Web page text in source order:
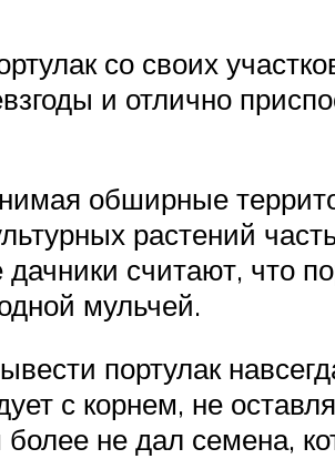
со своих
и отлично
обширные
растений
считают, что
мульчей.
портулак
с корнем, не
не дал семена,